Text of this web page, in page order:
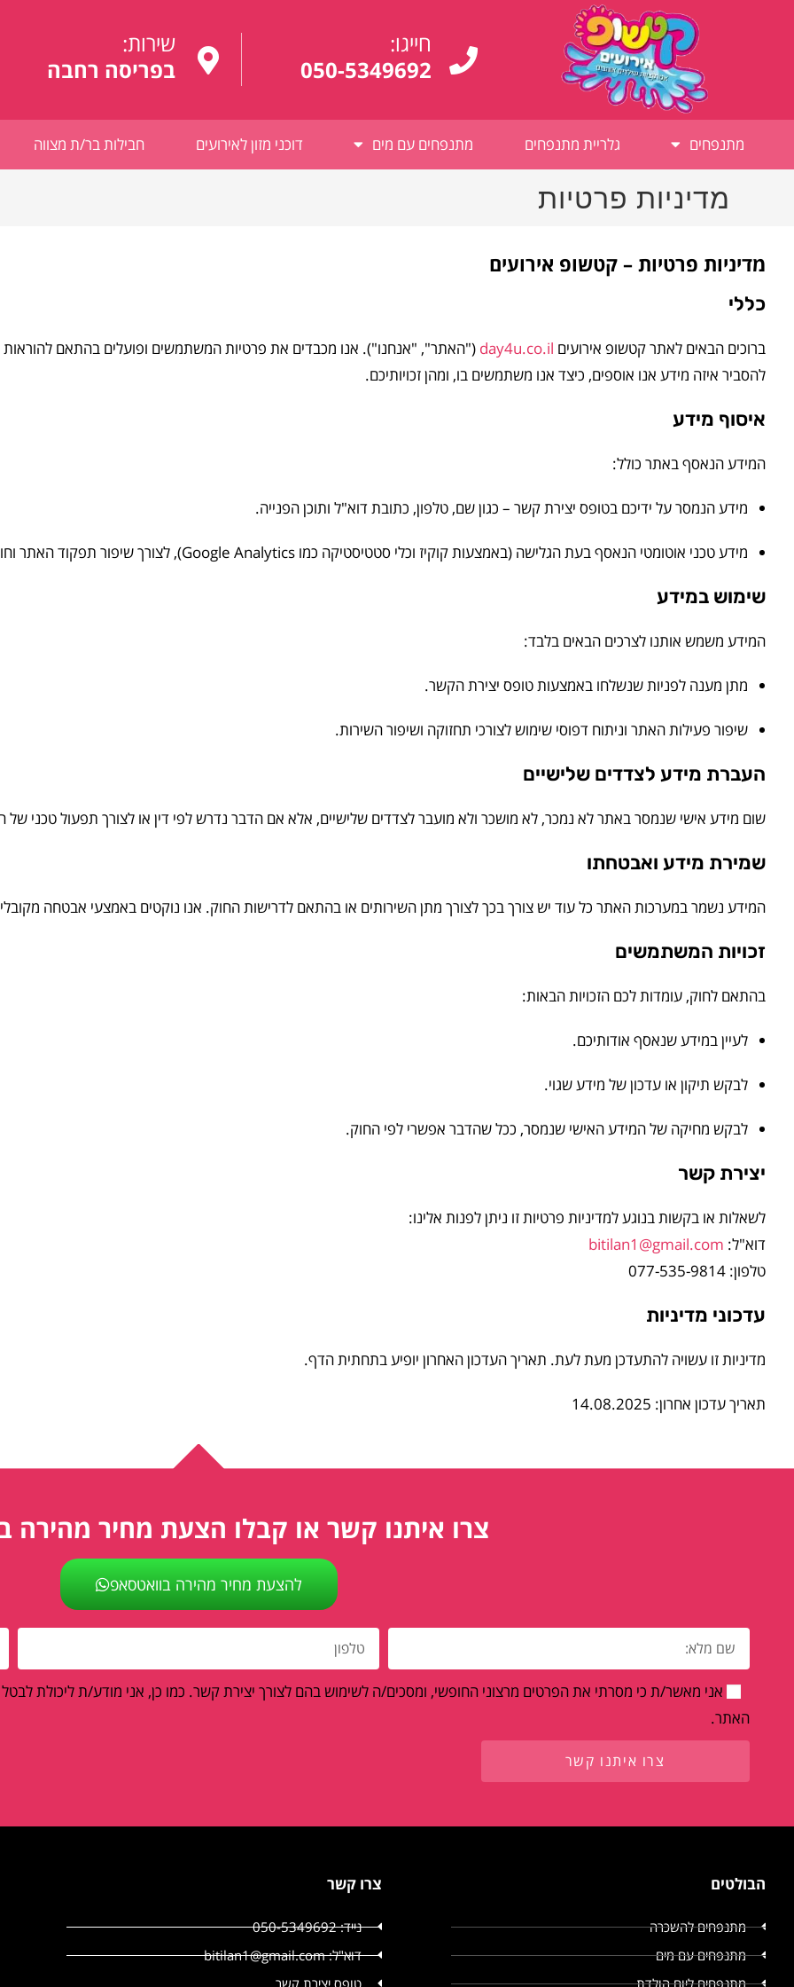
חייגו:
050-5349692
שירות:
בפריסה רחבה
מתנפחים גלריית מתנפחים מתנפחים עם מים דוכני מזון לאירועים חבילות בר/ת מצווה
מדיניות פרטיות
מדיניות פרטיות – קטשופ אירועים
כללי
ברוכים הבאים לאתר קטשופ אירועים day4u.co.il ("האתר", "אנחנו"). אנו מכבדים את פרטיות המשתמשים ופועלים בהתאם להוראות
להסביר איזה מידע אנו אוספים, כיצד אנו משתמשים בו, ומהן זכויותיכם.
איסוף מידע
המידע הנאסף באתר כולל:
מידע הנמסר על ידיכם בטופס יצירת קשר – כגון שם, טלפון, כתובת דוא"ל ותוכן הפנייה.
מידע טכני אוטומטי הנאסף בעת הגלישה (באמצעות קוקיז וכלי סטטיסטיקה כמו Google Analytics), לצורך שיפור תפקוד האתר וחוויית המשתמש.
שימוש במידע
המידע משמש אותנו לצרכים הבאים בלבד:
מתן מענה לפניות שנשלחו באמצעות טופס יצירת הקשר.
שיפור פעילות האתר וניתוח דפוסי שימוש לצורכי תחזוקה ושיפור השירות.
העברת מידע לצדדים שלישיים
שום מידע אישי שנמסר באתר לא נמכר, לא מושכר ולא מועבר לצדדים שלישיים, אלא אם הדבר נדרש לפי דין או לצורך תפעול טכני
שמירת מידע ואבטחתו
המידע נשמר במערכות האתר כל עוד יש צורך בכך לצורך מתן השירותים או בהתאם לדרישות החוק. אנו נוקטים באמצעי אבטחה
זכויות המשתמשים
בהתאם לחוק, עומדות לכם הזכויות הבאות:
לעיין במידע שנאסף אודותיכם.
לבקש תיקון או עדכון של מידע שגוי.
לבקש מחיקה של המידע האישי שנמסר, ככל שהדבר אפשרי לפי החוק.
יצירת קשר
לשאלות או בקשות בנוגע למדיניות פרטיות זו ניתן לפנות אלינו:
דוא"ל: bitilan1@gmail.com
טלפון: 077-535-9814
עדכוני מדיניות
מדיניות זו עשויה להתעדכן מעת לעת. תאריך העדכון האחרון יופיע בתחתית הדף.
תאריך עדכון אחרון: 14.08.2025
צרו איתנו קשר או קבלו הצעת מחיר מהירה
להצעת מחיר מהירה בוואטסאפ
אני מאשר/ת כי מסרתי את הפרטים מרצוני החופשי, ומסכים/ה לשימוש בהם לצורך יצירת קשר. כמו כן, אני מודע/ת ליכולת
האתר.
צרו איתנו קשר
הבולטים
מתנפחים להשכרה
מתנפחים עם מים
מתנפחים ליום הולדת
צרו קשר
נייד: 050-5349692
דוא"ל: bitilan1@gmail.com
טופס יצירת קשר